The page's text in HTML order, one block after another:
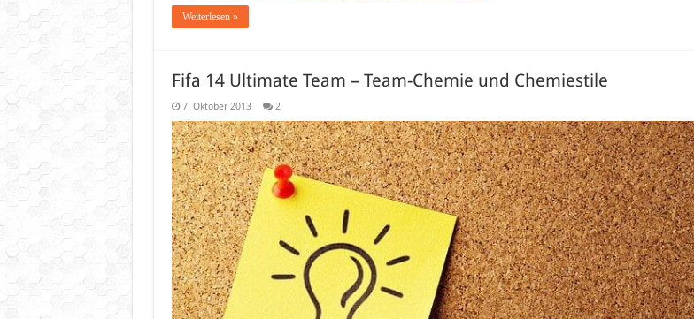
Weiterlesen »
Fifa 14 Ultimate Team – Team-Chemie und Chemiestile
7. Oktober 2013 2